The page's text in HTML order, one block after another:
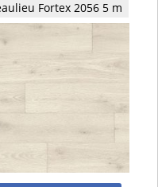
Fortex 2056 5 m